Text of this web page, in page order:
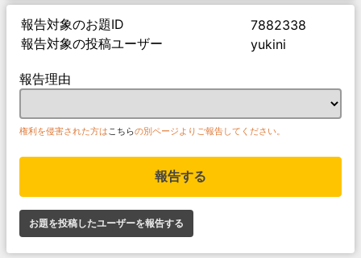
報告対象のお題ID
7882338
報告対象の投稿ユーザー
yukini
報告理由
権利を侵害された方は こちらの別ページよりご報告してください。
報告する
お題を投稿したユーザーを報告する